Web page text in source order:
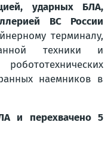
ударных БЛА,
ВС России
терминалу,
техники и
наемников в
и перехвачено 5